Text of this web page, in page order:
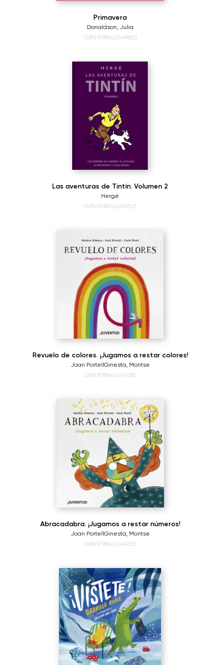
Primavera
Donaldson, Julia
ISBN:9788426149800
Las aventuras de Tintín. Volumen 2
Hergé
ISBN:9788426149763
Revuelo de colores. ¡Jugamos a restar colores!
Joan PortellGinesta, Montse
ISBN:9788426149282
Abracadabra. ¡Jugamos a restar números!
Joan PortellGinesta, Montse
ISBN:9788426149305